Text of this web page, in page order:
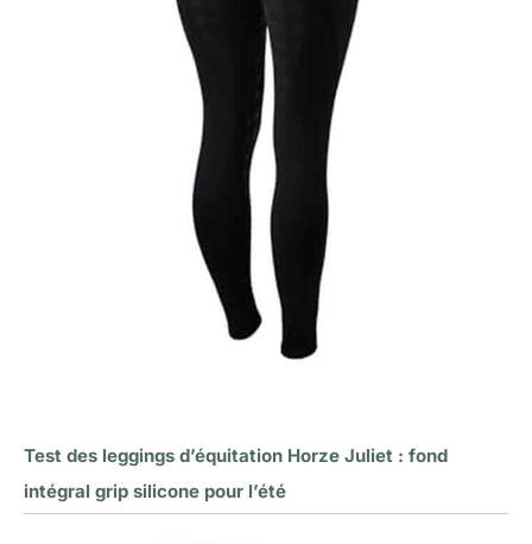
Test des leggings d’équitation Horze Juliet : fond
intégral grip silicone pour l’été